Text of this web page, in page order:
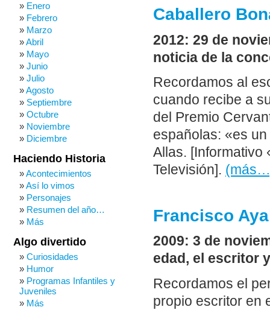
Caballero
2012: 29 de
noticia de la
Recordamos al
cuando recibe a
del Premio
españolas: «es
Allas. [Informativo
Televisión].
Francisco
2009: 3 de
edad, el escritor
Recordamos el
propio escritor en
Enero
Febrero
Marzo
Abril
Mayo
Junio
Julio
Agosto
Septiembre
Octubre
Noviembre
Diciembre
Haciendo Historia
Acontecimientos
Así lo vimos
Personajes
Resumen del año…
Más
Algo divertido
Curiosidades
Humor
Programas Infantiles y
Juveniles
Más